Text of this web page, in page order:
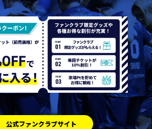
公式ファンクラブサイト